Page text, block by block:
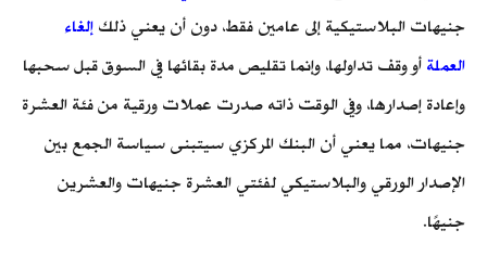
جنيهات البلاستيكية إلى عامين فقط، دون أن يعني ذلك إلغاء
العملة أو وقف تداولها، وإنما تقليص مدة بقائها في السوق قبل سحبها
وإعادة إصدارها، وفي الوقت ذاته صدرت عملات ورقية من فئة العشرة
جنيهات، مما يعني أن البنك المركزي سيتبنى سياسة الجمع بين
الإصدار الورقي والبلاستيكي لفئتي العشرة جنيهات والعشرين
جنيهًا.